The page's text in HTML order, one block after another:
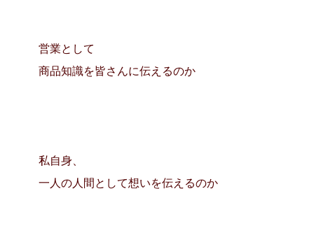
営業として
商品知識を皆さんに伝えるのか
私自身、
一人の人間として想いを伝えるのか